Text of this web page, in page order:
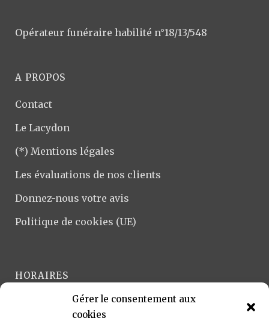
Gérer le consentement aux
cookies
Opérateur funéraire habilité n°18/13/548
A PROPOS
Contact
Le Lacydon
(*) Mentions légales
Les évaluations de nos clients
Donnez-nous votre avis
Politique de cookies (UE)
HORAIRES
Lundi-Vendredi :
9h-12h et 14h-18h